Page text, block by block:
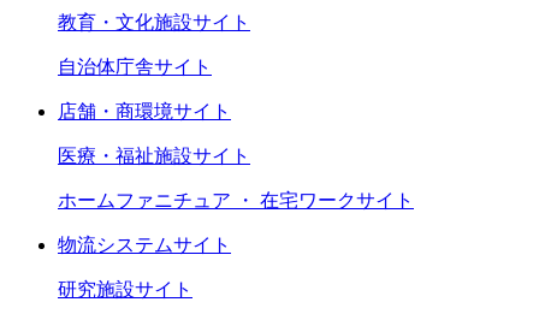
教育・文化施設サイト
自治体庁舎サイト
店舗・商環境サイト
医療・福祉施設サイト
ホームファニチュア ・ 在宅ワークサイト
物流システムサイト
研究施設サイト